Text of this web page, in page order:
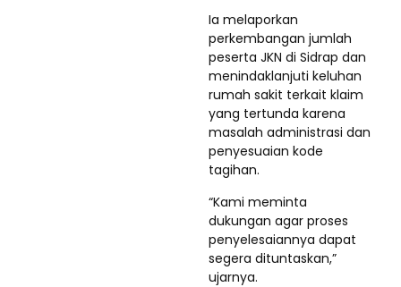
Ia melaporkan
perkembangan jumlah
peserta JKN di Sidrap dan
menindaklanjuti keluhan
rumah sakit terkait klaim
yang tertunda karena
masalah administrasi dan
penyesuaian kode
tagihan.
“Kami meminta
dukungan agar proses
penyelesaiannya dapat
segera dituntaskan,”
ujarnya.